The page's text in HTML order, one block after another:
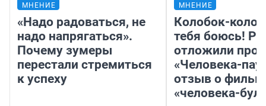
МНЕНИЕ
«Надо радоваться, не
надо напрягаться».
Почему зумеры
перестали стремиться
к успеху
МНЕНИЕ
Колобок-
тебя боюсь!
отложили
«Человека-
отзыв о
«человека-